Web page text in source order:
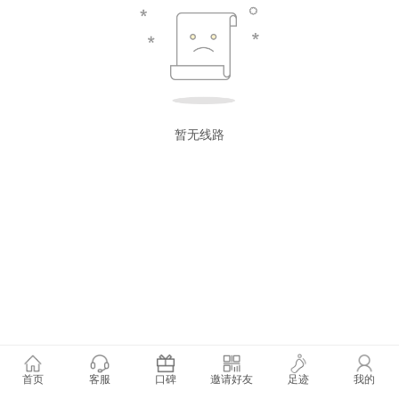
暂无线路
首页 客服 口碑 邀请好友 足迹 我的